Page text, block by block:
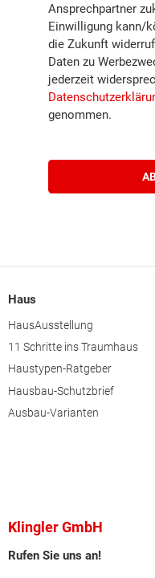
Ansprechpartner
Einwilligung kann/
die Zukunft
Daten zu
jederzeit
genommen.
Haus
HausAusstellung
11 Schritte ins Traumhaus
Haustypen-Ratgeber
Hausbau-Schutzbrief
Ausbau-Varianten
Klingler GmbH
Rufen Sie uns an!